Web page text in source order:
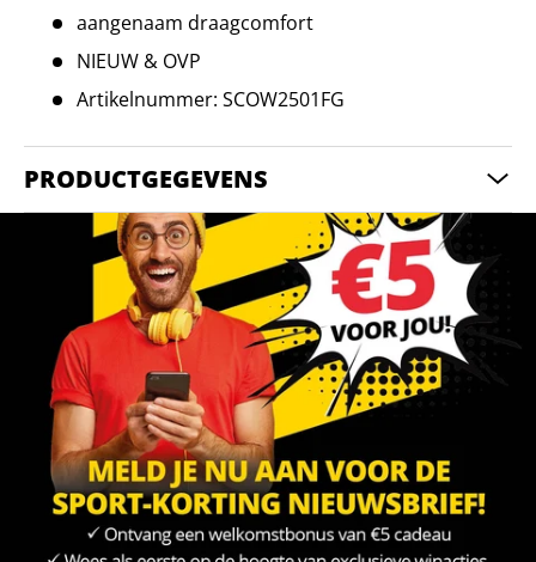
aangenaam draagcomfort
NIEUW & OVP
Artikelnummer: SCOW2501FG
PRODUCTGEGEVENS